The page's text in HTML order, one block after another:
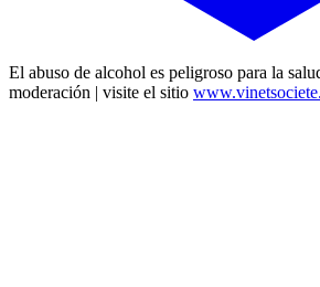
El abuso de alcohol es peligroso para la
moderación | visite el sitio